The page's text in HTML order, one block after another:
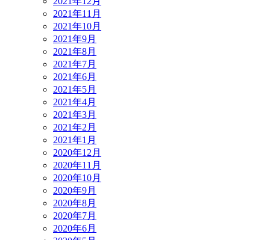
2021年11月
2021年10月
2021年9月
2021年8月
2021年7月
2021年6月
2021年5月
2021年4月
2021年3月
2021年2月
2021年1月
2020年12月
2020年11月
2020年10月
2020年9月
2020年8月
2020年7月
2020年6月